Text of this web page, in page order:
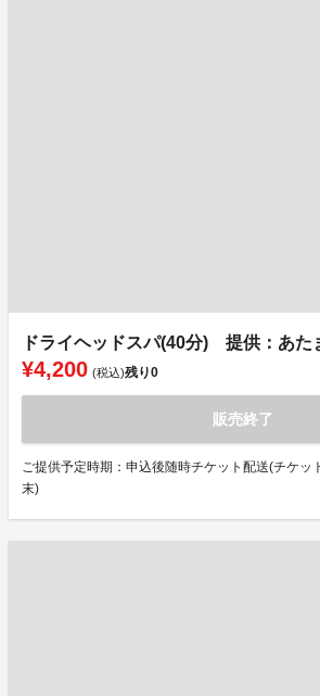
ドライヘッドスパ(40分) 提供：あた
¥4,200 (税込)残り0
販売終了
ご提供予定時期：申込後随時チケット配送(チケッ
末)